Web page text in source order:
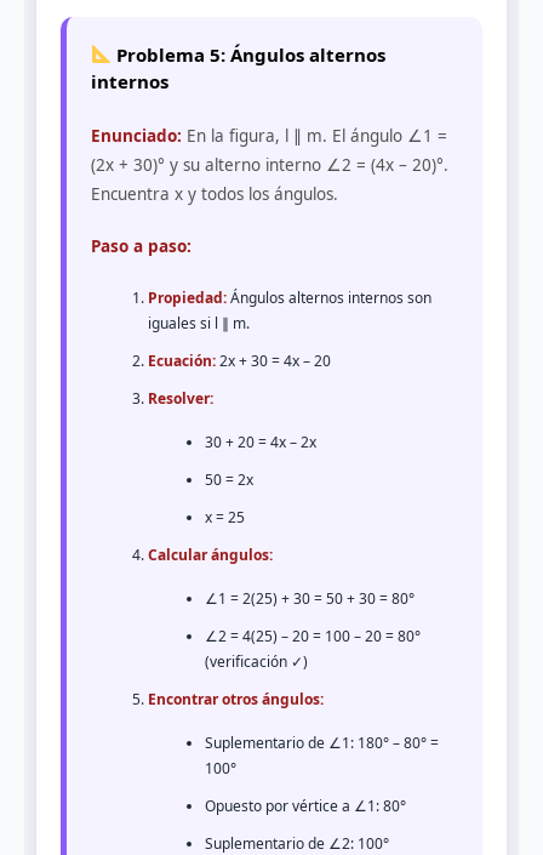
Problema 5: Ángulos alternos
internos
Enunciado: En la figura, l ∥ m. El ángulo ∠1 =
(2x + 30)° y su alterno interno ∠2 = (4x – 20)°.
Encuentra x y todos los ángulos.
Paso a paso:
Propiedad:Ángulos alternos internos son
iguales si l ∥ m.
Ecuación:2x + 30 = 4x – 20
Resolver:
30 + 20 = 4x – 2x
50 = 2x
x = 25
Calcular ángulos:
∠1 = 2(25) + 30 = 50 + 30 = 80°
∠2 = 4(25) – 20 = 100 – 20 = 80°
(verificación ✓)
Encontrar otros ángulos:
Suplementario de ∠1: 180° – 80° =
100°
Opuesto por vértice a ∠1: 80°
Suplementario de ∠2: 100°